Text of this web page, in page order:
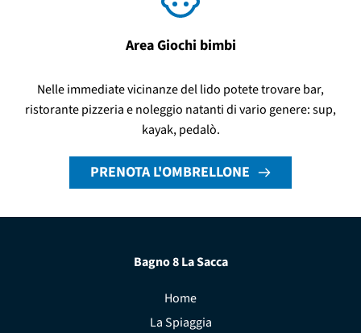
Area Giochi bimbi
Nelle immediate vicinanze del lido potete trovare bar,
ristorante pizzeria e noleggio natanti di vario genere: sup,
kayak, pedalò.
PRENOTA L'OMBRELLONE
Bagno 8 La Sacca
Home
La Spiaggia